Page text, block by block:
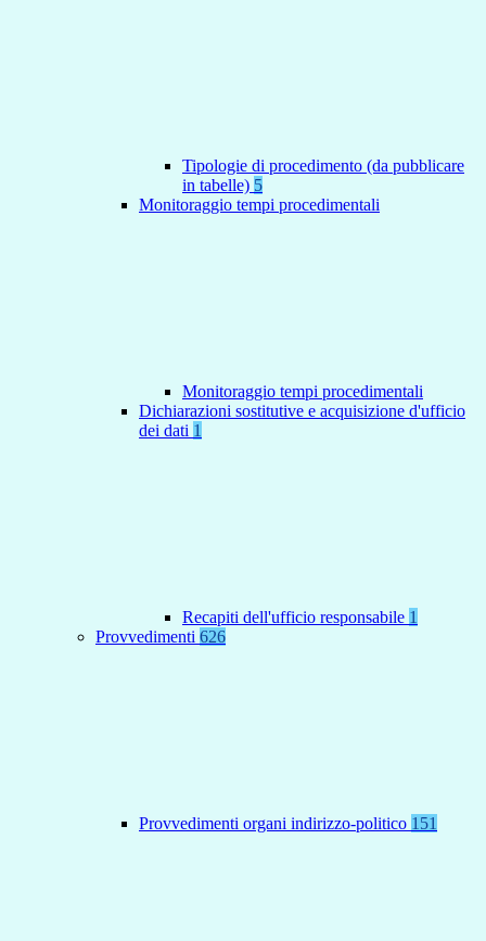
Tipologie di procedimento (da pubblicare
in tabelle) 5
Monitoraggio tempi procedimentali
Monitoraggio tempi procedimentali
Dichiarazioni sostitutive e acquisizione d'ufficio
dei dati 1
Recapiti dell'ufficio responsabile 1
Provvedimenti 626
Provvedimenti organi indirizzo-politico 151